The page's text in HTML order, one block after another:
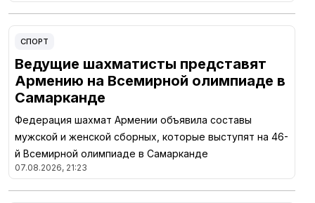
СПОРТ
Ведущие шахматисты представят
Армению на Всемирной олимпиаде в
Самарканде
Федерация шахмат Армении объявила составы
мужской и женской сборных, которые выступят на 46-
й Всемирной олимпиаде в Самарканде
07.08.2026, 21:23